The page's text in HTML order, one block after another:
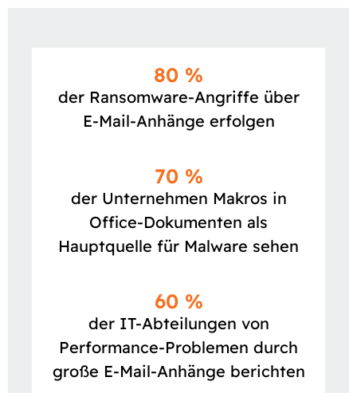
80 %
der Ransomware-Angriffe über
E-Mail-Anhänge erfolgen
70 %
der Unternehmen Makros in
Office-Dokumenten als
Hauptquelle für Malware sehen
60 %
der IT-Abteilungen von
Performance-Problemen durch
große E-Mail-Anhänge berichten